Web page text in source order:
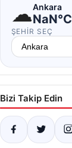
☁Ankara
NaN°C
ŞEHIR SEÇ
Bizi Takip Edin